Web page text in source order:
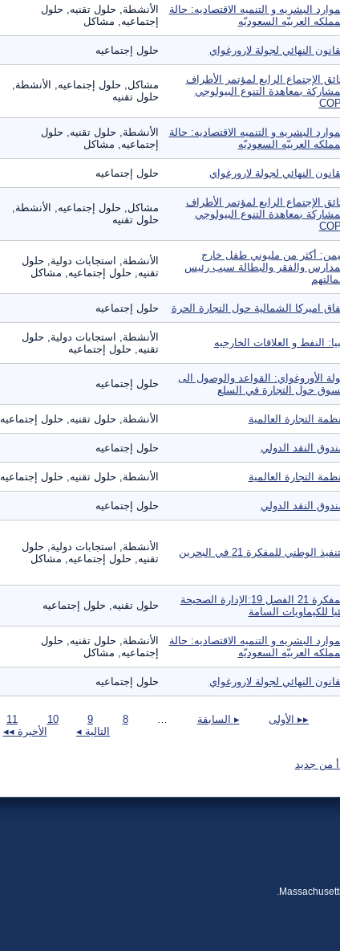
البشريه و التنميه الاقتصاديه: حالة
العربيّه السعوديّه
الأنشطة, حلول تقنيه, حلول
إجتماعيه, مشاكل
النهائي لجولة لارورغواي حلول إجتماعيه
الإجتماع الرابع لمؤتمر الأطراف
بمعاهدة التنوع البيولوجي
مشاكل, حلول إجتماعيه, الأنشطة,
حلول تقنيه
البشريه و التنميه الاقتصاديه: حالة
العربيّه السعوديّه
الأنشطة, حلول تقنيه, حلول
إجتماعيه, مشاكل
النهائي لجولة لارورغواي حلول إجتماعيه
الإجتماع الرابع لمؤتمر الأطراف
بمعاهدة التنوع البيولوجي
مشاكل, حلول إجتماعيه, الأنشطة,
حلول تقنيه
أكثر من مليوني طفل خارج
والفقر والبطالة سبب رئيس
الأنشطة, استجابات دولية, حلول
تقنيه, حلول إجتماعيه, مشاكل
اميركا الشمالية حول التجارة الحرة حلول إجتماعيه
النفط و العلاقات الخارجيه
الأنشطة, استجابات دولية, حلول
تقنيه, حلول إجتماعيه
الأوروغواي: القواعد والوصول الى
حول التجارة في السلع
حلول إجتماعيه
التجارة العالمية الأنشطة, حلول تقنيه, حلول إجتماعيه
النقد الدولي حلول إجتماعيه
التجارة العالمية الأنشطة, حلول تقنيه, حلول إجتماعيه
النقد الدولي حلول إجتماعيه
الوطني للمفكرة 21 في البحرين
الأنشطة, استجابات دولية, حلول
تقنيه, حلول إجتماعيه, مشاكل
المفكرة 21 الفصل 19:الإدارة الصحيحة
للكيماويات السامة
حلول تقنيه, حلول إجتماعيه
البشريه و التنميه الاقتصاديه: حالة
العربيّه السعوديّه
الأنشطة, حلول تقنيه, حلول
إجتماعيه, مشاكل
النهائي لجولة لارورغواي حلول إجتماعيه
▸▸ الأولى ▸ السابقة 8
9
10
11
التالية ◂
الأخيرة ◂◂
من جديد